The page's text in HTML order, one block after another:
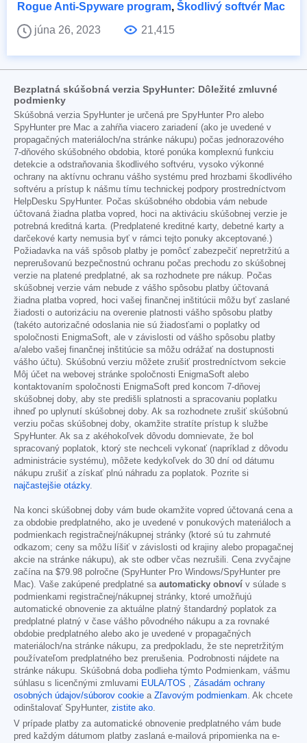
Rogue Anti-Spyware program, Škodlivý softvér Mac
júna 26, 2023
21,415
Bezplatná skúšobná verzia SpyHunter: Dôležité zmluvné
podmienky
Skúšobná verzia SpyHunter je určená pre SpyHunter Pro alebo
SpyHunter pre Mac a zahŕňa viacero zariadení (ako je uvedené v
propagačných materiáloch/na stránke nákupu) počas jednorazového
7-dňového skúšobného obdobia, ktoré ponúka komplexnú funkciu
detekcie a odstraňovania škodlivého softvéru, vysoko výkonné
ochrany na aktívnu ochranu vášho systému pred hrozbami škodlivého
softvéru a prístup k nášmu tímu technickej podpory prostredníctvom
HelpDesku SpyHunter. Počas skúšobného obdobia vám nebude
účtovaná žiadna platba vopred, hoci na aktiváciu skúšobnej verzie je
potrebná kreditná karta. (Predplatené kreditné karty, debetné karty a
darčekové karty nemusia byť v rámci tejto ponuky akceptované.)
Požiadavka na váš spôsob platby je pomôcť zabezpečiť nepretržitú a
neprerušovanú bezpečnostnú ochranu počas prechodu zo skúšobnej
verzie na platené predplatné, ak sa rozhodnete pre nákup. Počas
skúšobnej verzie vám nebude z vášho spôsobu platby účtovaná
žiadna platba vopred, hoci vašej finančnej inštitúcii môžu byť zaslané
žiadosti o autorizáciu na overenie platnosti vášho spôsobu platby
(takéto autorizačné odoslania nie sú žiadosťami o poplatky od
spoločnosti EnigmaSoft, ale v závislosti od vášho spôsobu platby
a/alebo vašej finančnej inštitúcie sa môžu odrážať na dostupnosti
vášho účtu). Skúšobnú verziu môžete zrušiť prostredníctvom sekcie
Môj účet na webovej stránke spoločnosti EnigmaSoft alebo
kontaktovaním spoločnosti EnigmaSoft pred koncom 7-dňovej
skúšobnej doby, aby ste predišli splatnosti a spracovaniu poplatku
ihneď po uplynutí skúšobnej doby. Ak sa rozhodnete zrušiť skúšobnú
verziu počas skúšobnej doby, okamžite stratíte prístup k službe
SpyHunter. Ak sa z akéhokoľvek dôvodu domnievate, že bol
spracovaný poplatok, ktorý ste nechceli vykonať (napríklad z dôvodu
administrácie systému), môžete kedykoľvek do 30 dní od dátumu
nákupu zrušiť a získať plnú náhradu za poplatok. Pozrite si
najčastejšie otázky.
Na konci skúšobnej doby vám bude okamžite vopred účtovaná cena a
za obdobie predplatného, ako je uvedené v ponukových materiáloch a
podmienkach registračnej/nákupnej stránky (ktoré sú tu zahrnuté
odkazom; ceny sa môžu líšiť v závislosti od krajiny alebo propagačnej
akcie na stránke nákupu), ak ste odber včas nezrušili. Cena zvyčajne
začína na $79.98 polročne (SpyHunter Pro Windows/SpyHunter pre
Mac). Vaše zakúpené predplatné sa automaticky obnoví v súlade s
podmienkami registračnej/nákupnej stránky, ktoré umožňujú
automatické obnovenie za aktuálne platný štandardný poplatok za
predplatné platný v čase vášho pôvodného nákupu a za rovnaké
obdobie predplatného alebo ako je uvedené v propagačných
materiáloch/na stránke nákupu, za predpokladu, že ste nepretržitým
používateľom predplatného bez prerušenia. Podrobnosti nájdete na
stránke nákupu. Skúšobná doba podlieha týmto Podmienkam, vášmu
súhlasu s licenčnými zmluvami EULA/TOS , Zásadám ochrany
osobných údajov/súborov cookie a Zľavovým podmienkam. Ak chcete
odinštalovať SpyHunter, zistite ako.
V prípade platby za automatické obnovenie predplatného vám bude
pred každým dátumom platby zaslaná e-mailová pripomienka na e-